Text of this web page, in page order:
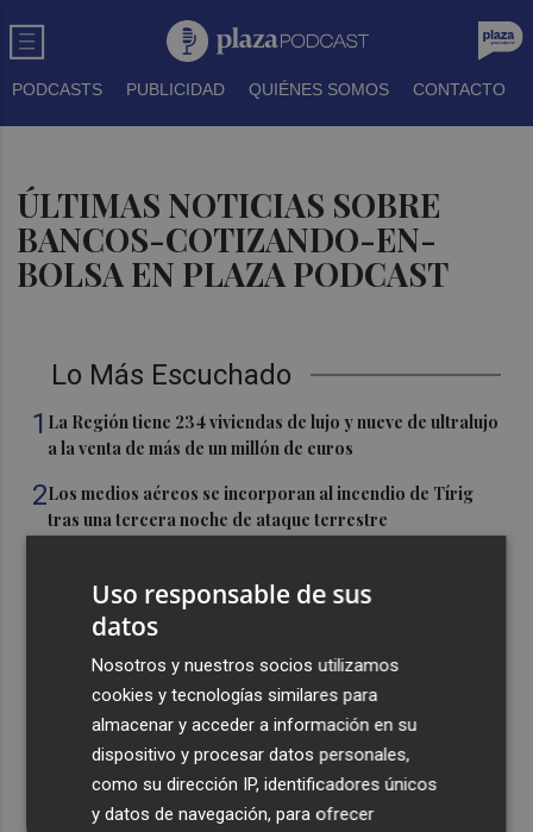
PODCASTS PUBLICIDAD QUIÉNES SOMOS CONTACTO
ÚLTIMAS NOTICIAS SOBRE
BANCOS-COTIZANDO-EN-
BOLSA EN PLAZA PODCAST
Lo Más Escuchado
1 La Región tiene 234 viviendas de lujo y nueve de ultralujo
a la venta de más de un millón de euros
2Los medios aéreos se incorporan al incendio de Tírig
tras una tercera noche de ataque terrestre
l'Assut de l'Or para reforzar la seguridad
El incendio forestal de Aras de los Olmos (Valencia) está
controlado
El Ibex 35 abre a la baja (-0,1%) y peligra la cota de los
20.100 puntos, con el petróleo al alza
Uso responsable de sus
datos
Nosotros y nuestros socios utilizamos
cookies y tecnologías similares para
almacenar y acceder a información en su
dispositivo y procesar datos personales,
como su dirección IP, identificadores únicos
y datos de navegación, para ofrecer